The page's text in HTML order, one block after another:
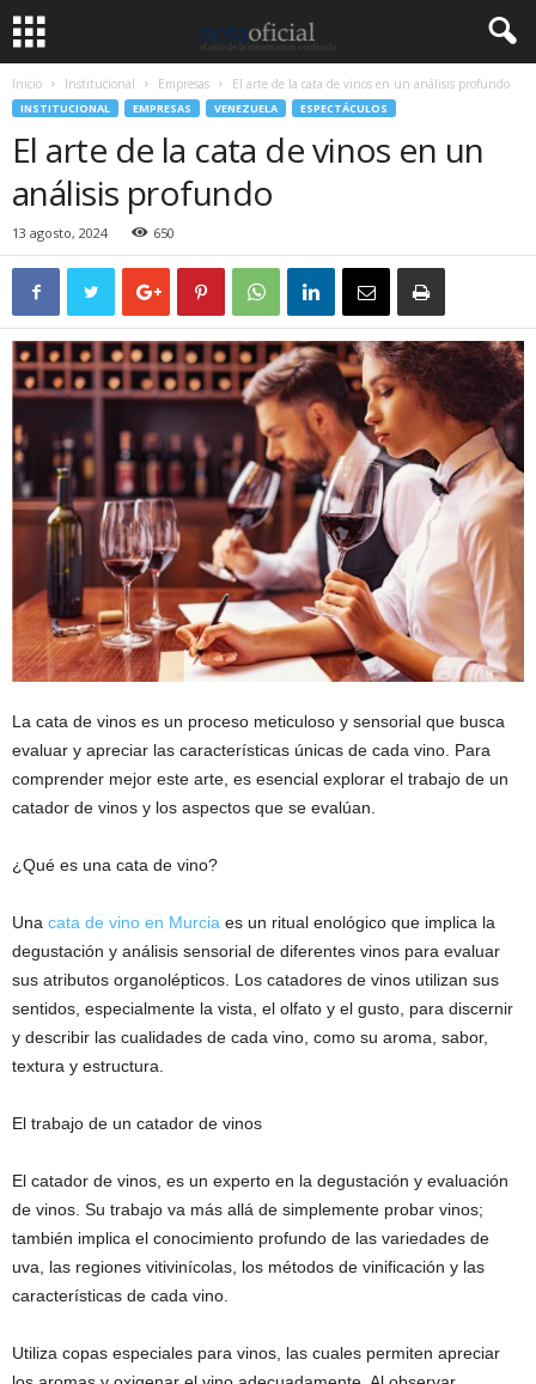
Inicio Institucional Empresas El arte de la cata de vinos en un análisis profundo
INSTITUCIONAL EMPRESAS VENEZUELA ESPECTÁCULOS
El arte de la cata de vinos en un
análisis profundo
13 agosto, 2024 650
La cata de vinos es un proceso meticuloso y sensorial que busca
evaluar y apreciar las características únicas de cada vino. Para
comprender mejor este arte, es esencial explorar el trabajo de un
catador de vinos y los aspectos que se evalúan.
¿Qué es una cata de vino?
Una cata de vino en Murcia es un ritual enológico que implica la
degustación y análisis sensorial de diferentes vinos para evaluar
sus atributos organolépticos. Los catadores de vinos utilizan sus
sentidos, especialmente la vista, el olfato y el gusto, para discernir
y describir las cualidades de cada vino, como su aroma, sabor,
textura y estructura.
El trabajo de un catador de vinos
El catador de vinos, es un experto en la degustación y evaluación
de vinos. Su trabajo va más allá de simplemente probar vinos;
también implica el conocimiento profundo de las variedades de
uva, las regiones vitivinícolas, los métodos de vinificación y las
características de cada vino.
Utiliza copas especiales para vinos, las cuales permiten apreciar